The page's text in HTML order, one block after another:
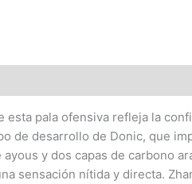
esta pala ofensiva refleja la
de desarrollo de Donic, que
y dos capas de carbono
sensación nítida y directa.